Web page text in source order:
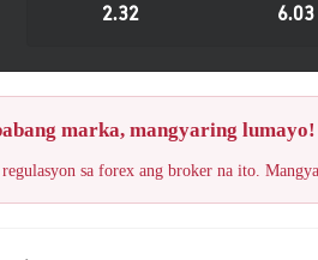
2.32 6.03
marka, mangyaring lumayo!
sa forex ang broker na ito.